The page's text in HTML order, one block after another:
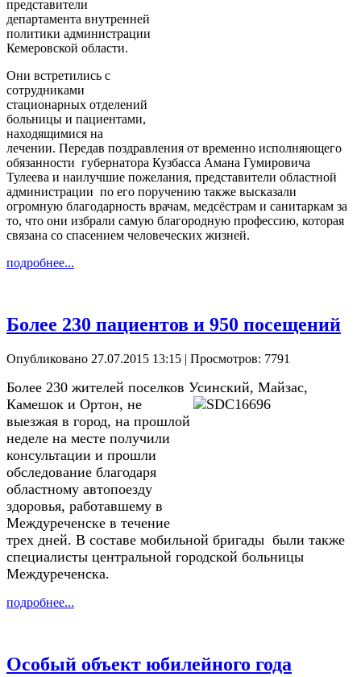
представители
департамента внутренней
политики администрации
Кемеровской области.
Они встретились с
сотрудниками
стационарных отделений
больницы и пациентами,
находящимися на
лечении. Передав поздравления от временно исполняющего
обязанности губернатора Кузбасса Амана Гумировича
Тулеева и наилучшие пожелания, представители областной
администрации по его поручению также высказали
огромную благодарность врачам, медсёстрам и санитаркам за
то, что они избрали самую благородную профессию, которая
связана со спасением человеческих жизней.
подробнее...
Более 230 пациентов и 950 посещений
Опубликовано 27.07.2015 13:15 | Просмотров: 7791
Более 230 жителей поселков Усинский, Майзас,
Камешок и Ортон, не
выезжая в город, на прошлой
неделе на месте получили
консультации и прошли
обследование благодаря
областному автопоезду
здоровья, работавшему в
Междуреченске в течение
трех дней. В составе мобильной бригады были также
специалисты центральной городской больницы
Междуреченска.
подробнее...
Особый объект юбилейного года